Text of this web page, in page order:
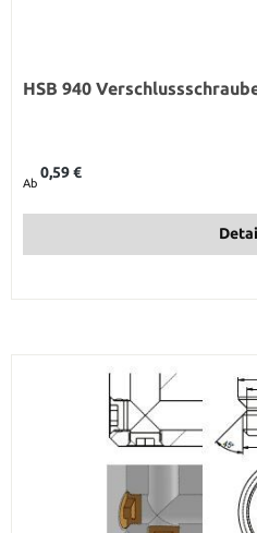
HSB 940
Ab
0,59 €